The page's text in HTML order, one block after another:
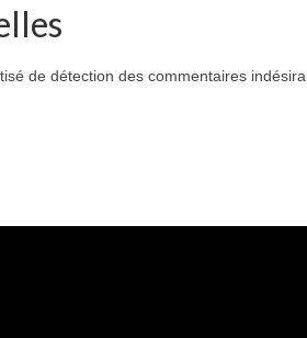
de détection des commentaires